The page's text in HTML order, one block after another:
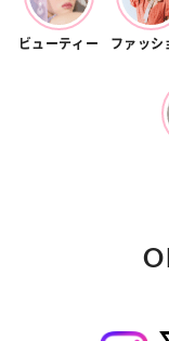
ビューティー ファッシ